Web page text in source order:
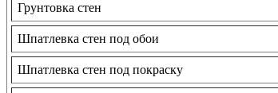
Грунтовка стен
Шпатлевка стен под обои
Шпатлевка стен под покраску